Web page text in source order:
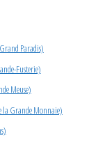
Paradis)
Fusterie)
Meuse)
la Grande Monnaie)